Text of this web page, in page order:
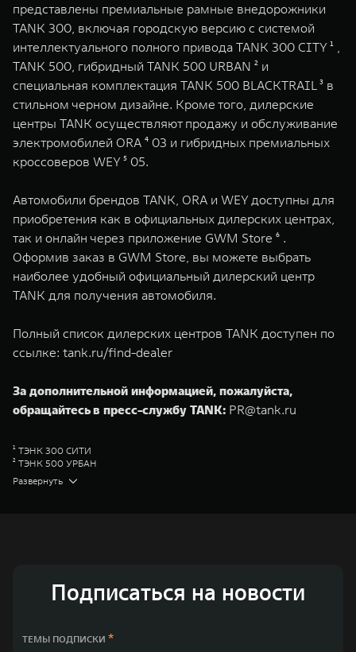
представлены премиальные рамные внедорожники
TANK 300, включая городскую версию с системой
интеллектуального полного привода TANK 300 CITY ¹ ,
TANK 500, гибридный TANK 500 URBAN ² и
специальная комплектация TANK 500 BLACKTRAIL ³ в
стильном черном дизайне. Кроме того, дилерские
центры TANK осуществляют продажу и обслуживание
электромобилей ORA ⁴ 03 и гибридных премиальных
кроссоверов WEY ⁵ 05.
Автомобили брендов TANK, ORA и WEY доступны для
приобретения как в официальных дилерских центрах,
так и онлайн через приложение GWM Store ⁶ .
Оформив заказ в GWM Store, вы можете выбрать
наиболее удобный официальный дилерский центр
TANK для получения автомобиля.
Полный список дилерских центров TANK доступен по
ссылке: tank.ru/find-dealer
За дополнительной информацией, пожалуйста,
обращайтесь в пресс-службу TANK: PR@tank.ru
¹ ТЭНК 300 СИТИ
² ТЭНК 500 УРБАН
³ ТЭНК 500 БЛЭКТРЭЙЛ
⁴ ОРА 03
GWM включает проектирование, исследования и разработки,
производство, продажу и обслуживание автомобилей и запчастей.
использующих альтернативные источники энергии. Это обеспечивает
Развернуть
Подписаться на новости
ТЕМЫ ПОДПИСКИ *